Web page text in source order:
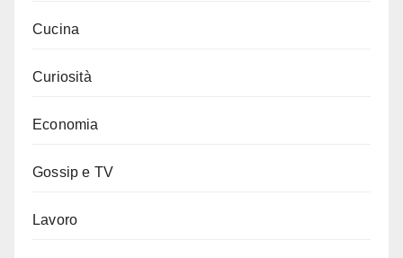
Cucina
Curiosità
Economia
Gossip e TV
Lavoro